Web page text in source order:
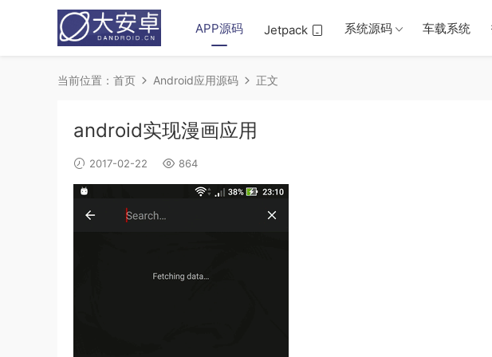
APP源码 Jetpack 系统源码 车载系统
当前位置： 首页 Android应用源码 正文
android实现漫画应用
2017-02-22 864